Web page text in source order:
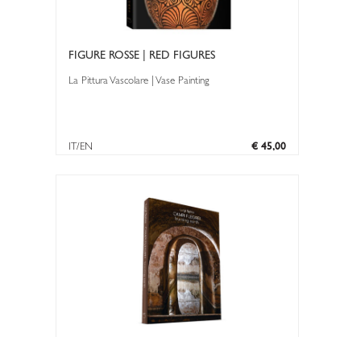
FIGURE ROSSE | RED FIGURES
La Pittura Vascolare | Vase Painting
€ 45,00
IT/EN